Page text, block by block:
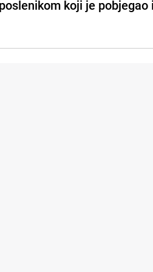
koji je pobjegao